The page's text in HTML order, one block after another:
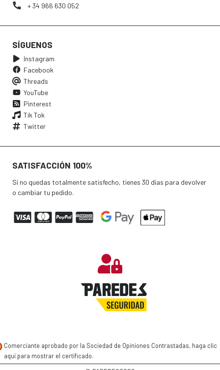
+ 34 966 630 052
SÍGUENOS
Instagram
Facebook
Threads
YouTube
Pinterest
Tik Tok
Twitter
SATISFACCIÓN 100%
Si no quedas totalmente satisfecho, tienes 30 días para devolver
o cambiar tu pedido.
Comerciante aprobado por la Sociedad de Opiniones Contrastadas, haga clic
aquí para mostrar el certificado.